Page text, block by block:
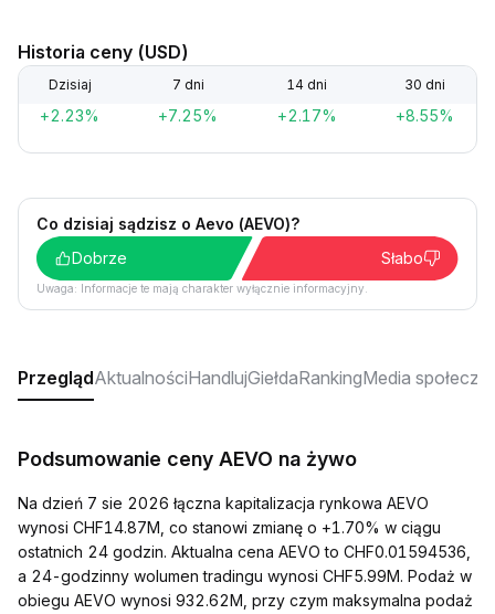
Historia ceny (USD)
Dzisiaj 7 dni 14 dni 30 dni
+2.23% +7.25% +2.17% +8.55%
Co dzisiaj sądzisz o Aevo (AEVO)?
Dobrze
Słabo
Uwaga: Informacje te mają charakter wyłącznie informacyjny.
PrzeglądAktualnościHandlujGiełdaRankingMedia
Podsumowanie ceny AEVO na żywo
Na dzień 7 sie 2026 łączna kapitalizacja rynkowa AEVO
wynosi CHF14.87M, co stanowi zmianę o +1.70% w ciągu
ostatnich 24 godzin. Aktualna cena AEVO to CHF0.01594536,
a 24-godzinny wolumen tradingu wynosi CHF5.99M. Podaż w
obiegu AEVO wynosi 932.62M, przy czym maksymalna podaż